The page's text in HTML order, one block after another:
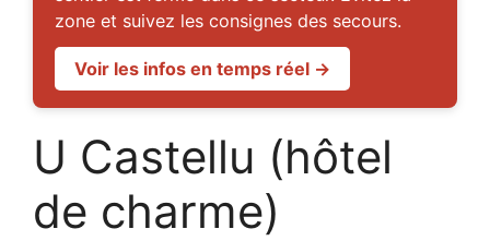
zone et suivez les consignes des secours.
Voir les infos en temps réel →
U Castellu (hôtel
de charme)